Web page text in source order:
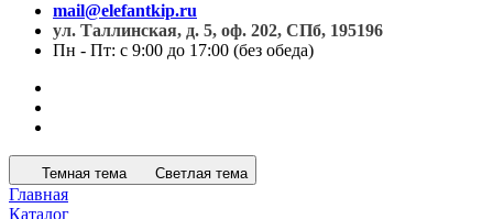
mail@elefantkip.ru
ул. Таллинская, д. 5, оф. 202, СПб, 195196
Пн - Пт: с 9:00 до 17:00 (без обеда)
Темная тема Светлая тема
Главная
Каталог